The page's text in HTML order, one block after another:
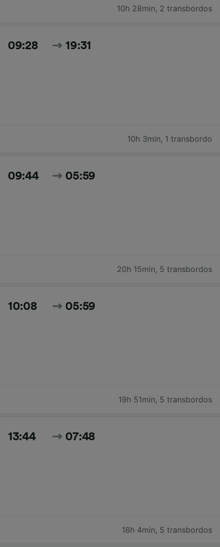
10h 28min, 2 transbordos
09:28 19:31
10h 3min, 1 transbordo
09:44 05:59
20h 15min, 5 transbordos
10:08 05:59
19h 51min, 5 transbordos
13:44 07:48
18h 4min, 5 transbordos